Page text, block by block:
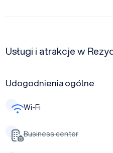
Usługi i atrakcje w
Udogodnienia ogólne
Wi-Fi
Business center